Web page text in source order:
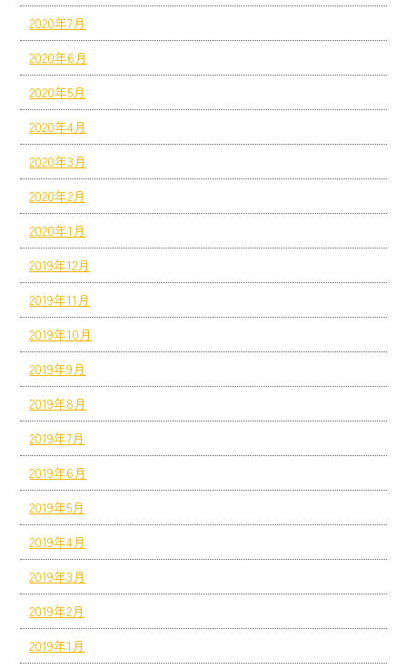
2020年7月
2020年6月
2020年5月
2020年4月
2020年3月
2020年2月
2020年1月
2019年12月
2019年11月
2019年10月
2019年9月
2019年8月
2019年7月
2019年6月
2019年5月
2019年4月
2019年3月
2019年2月
2019年1月